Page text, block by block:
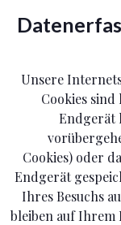
Unsere
Cookies
Endgerät
Cookies) oder
Endgerät
Ihres Besuchs
bleiben auf Ihrem